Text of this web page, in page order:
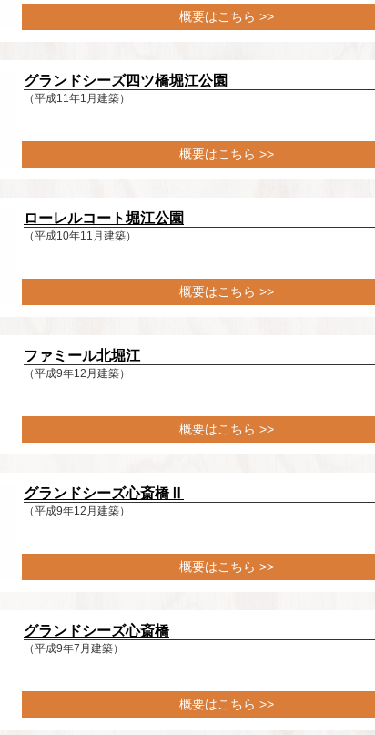
概要はこちら >>
グランドシーズ四ツ橋堀江公園
（平成11年1月建築）
概要はこちら >>
ローレルコート堀江公園
（平成10年11月建築）
概要はこちら >>
ファミール北堀江
（平成9年12月建築）
概要はこちら >>
グランドシーズ心斎橋Ⅱ
（平成9年12月建築）
概要はこちら >>
グランドシーズ心斎橋
（平成9年7月建築）
概要はこちら >>